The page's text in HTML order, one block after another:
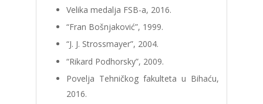
Velika medalja FSB-a, 2016.
“Fran Bošnjaković”, 1999.
“J. J. Strossmayer”, 2004.
“Rikard Podhorsky”, 2009.
Povelja Tehničkog fakulteta u Bihaću,
2016.